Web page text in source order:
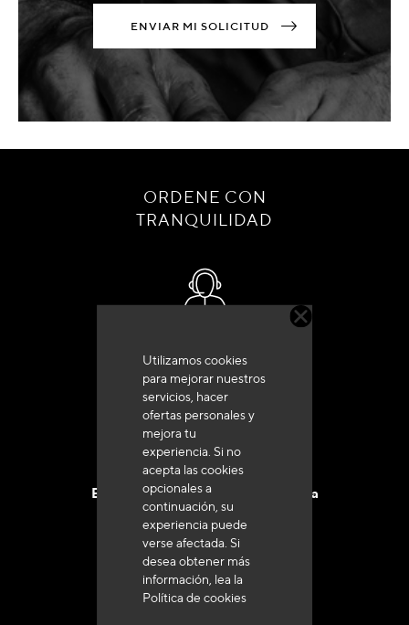
Utilizamos cookies
para mejorar nuestros
servicios, hacer
ofertas personales y
mejora tu
experiencia. Si no
acepta las cookies
opcionales a
continuación, su
experiencia puede
verse afectada. Si
desea obtener más
información, lea la
Política de cookies
ENVIAR MI SOLICITUD
ORDENE CON
TRANQUILIDAD
+33 (0)4 79 72 62 22 Pulse 1
Entrega en 48 a 72 horas en Francia